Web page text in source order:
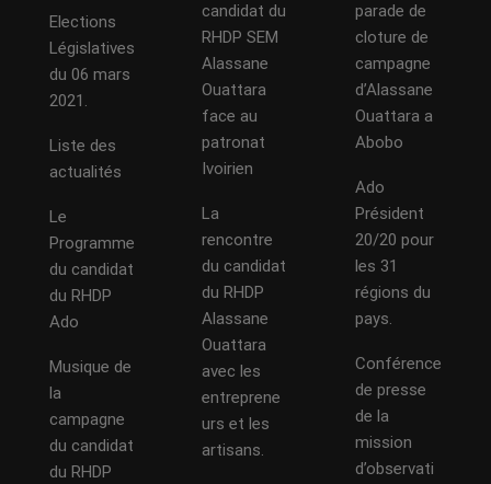
Elections
Législatives
du 06 mars
2021.
Liste des
actualités
Le
Programme
du candidat
du RHDP
Ado
Musique de
la
campagne
du candidat
du RHDP
candidat du
RHDP SEM
Alassane
Ouattara
face au
patronat
Ivoirien
La
rencontre
du candidat
du RHDP
Alassane
Ouattara
avec les
entreprene
urs et les
artisans.
parade de
cloture de
campagne
d’Alassane
Ouattara a
Abobo
Ado
Président
20/20 pour
les 31
régions du
pays.
Conférence
de presse
de la
mission
d’observati